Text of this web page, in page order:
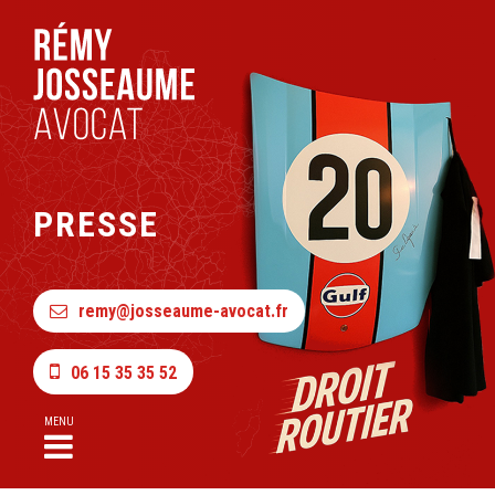
PRESSE
remy@josseaume-avocat.fr
06 15 35 35 52
MENU